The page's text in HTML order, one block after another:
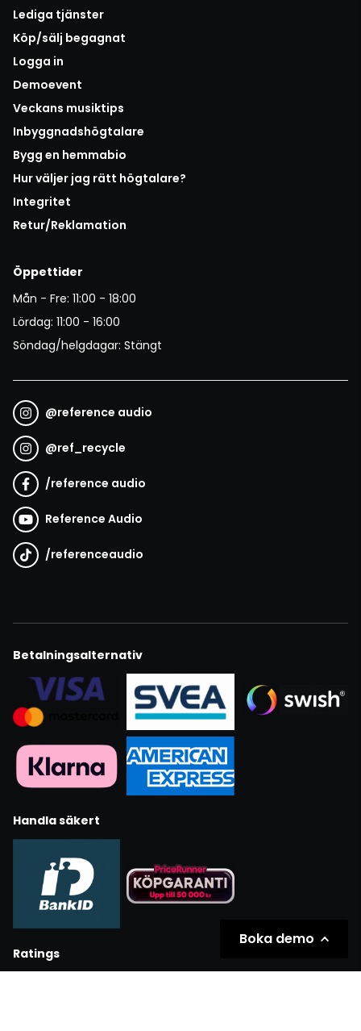
Lediga tjänster
Köp/sälj begagnat
Logga in
Demoevent
Veckans musiktips
Inbyggnadshögtalare
Bygg en hemmabio
Hur väljer jag rätt högtalare?
Integritet
Retur/Reklamation
Öppettider
Mån - Fre: 11:00 - 18:00
Lördag: 11:00 - 16:00
Söndag/helgdagar: Stängt
@reference audio
@ref_recycle
/reference audio
Reference Audio
/referenceaudio
Betalningsalternativ
Handla säkert
Ratings
Boka demo